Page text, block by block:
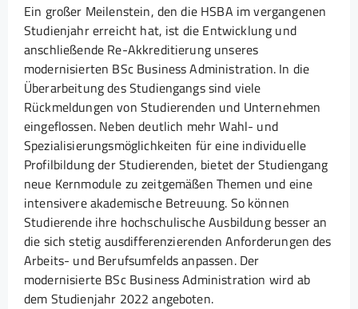
Ein großer Meilenstein, den die HSBA im vergangenen
Studienjahr erreicht hat, ist die Entwicklung und
anschließende Re-Akkreditierung unseres
modernisierten BSc Business Administration. In die
Überarbeitung des Studiengangs sind viele
Rückmeldungen von Studierenden und Unternehmen
eingeflossen. Neben deutlich mehr Wahl- und
Spezialisierungsmöglichkeiten für eine individuelle
Profilbildung der Studierenden, bietet der Studiengang
neue Kernmodule zu zeitgemäßen Themen und eine
intensivere akademische Betreuung. So können
Studierende ihre hochschulische Ausbildung besser an
die sich stetig ausdifferenzierenden Anforderungen des
Arbeits- und Berufsumfelds anpassen. Der
modernisierte BSc Business Administration wird ab
dem Studienjahr 2022 angeboten.